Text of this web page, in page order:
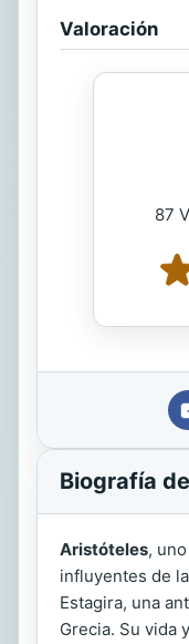
Valoración
87
Biografía
Aristóteles,
influyentes de
Estagira, una
Grecia. Su vida